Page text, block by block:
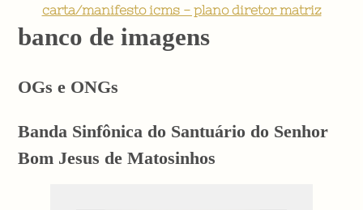
carta/manifesto icms - plano diretor matriz
banco de imagens
OGs e ONGs
Banda Sinfônica do Santuário do Senhor
Bom Jesus de Matosinhos